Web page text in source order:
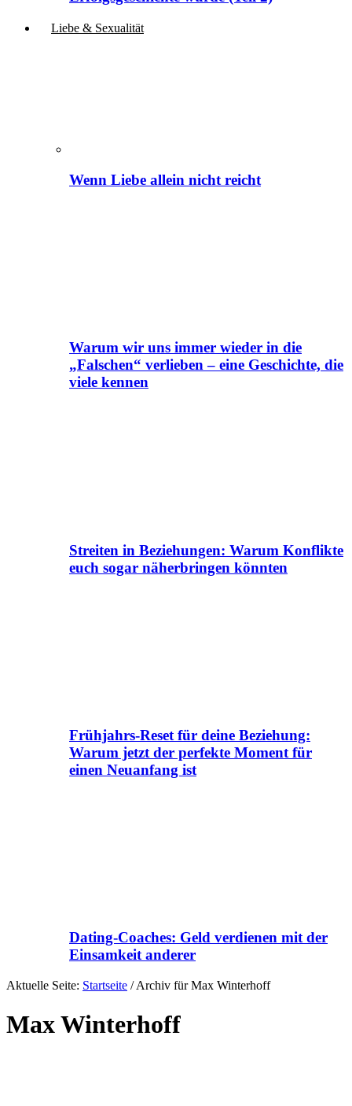
Liebe & Sexualität
Wenn Liebe allein nicht reicht
Warum wir uns immer wieder in die
„Falschen“ verlieben – eine Geschichte, die
viele kennen
Streiten in Beziehungen: Warum Konflikte
euch sogar näherbringen könnten
Frühjahrs-Reset für deine Beziehung:
Warum jetzt der perfekte Moment für
einen Neuanfang ist
Dating-Coaches: Geld verdienen mit der
Einsamkeit anderer
Aktuelle Seite: Startseite /Archiv für Max Winterhoff
Max Winterhoff